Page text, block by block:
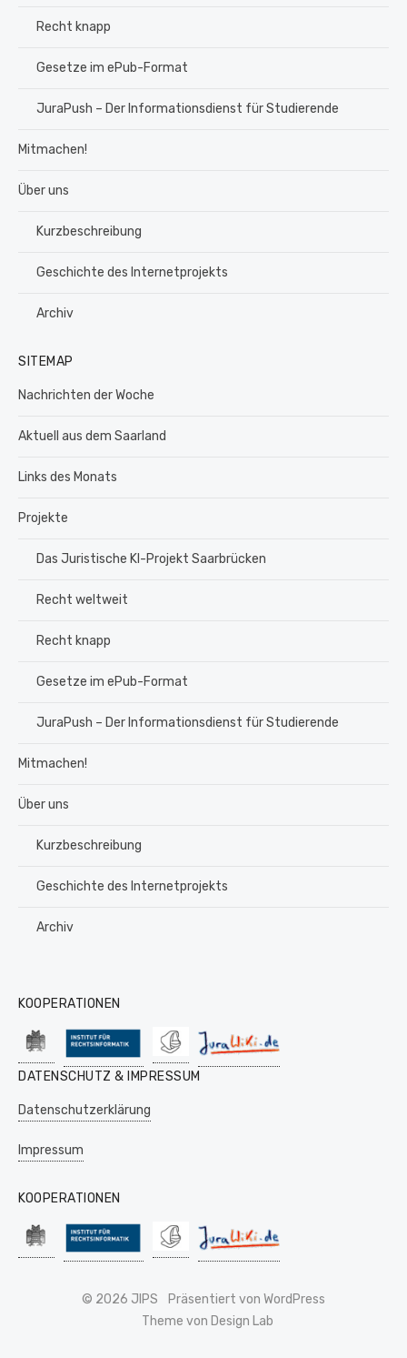
Recht knapp
Gesetze im ePub-Format
JuraPush – Der Informationsdienst für Studierende
Mitmachen!
Über uns
Kurzbeschreibung
Geschichte des Internetprojekts
Archiv
SITEMAP
Nachrichten der Woche
Aktuell aus dem Saarland
Links des Monats
Projekte
Das Juristische KI-Projekt Saarbrücken
Recht weltweit
Recht knapp
Gesetze im ePub-Format
JuraPush – Der Informationsdienst für Studierende
Mitmachen!
Über uns
Kurzbeschreibung
Geschichte des Internetprojekts
Archiv
KOOPERATIONEN
DATENSCHUTZ & IMPRESSUM
Datenschutzerklärung
Impressum
KOOPERATIONEN
© 2026 JIPS
Präsentiert von WordPress
Theme von Design Lab